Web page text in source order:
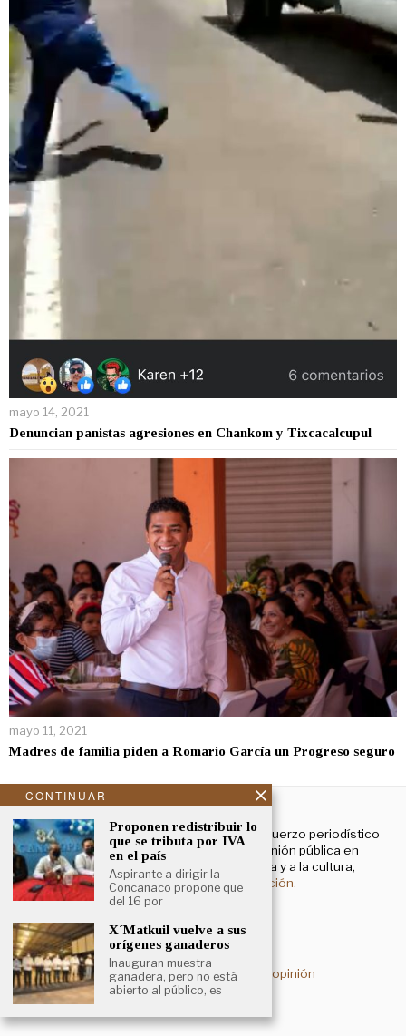
mayo 14, 2021
Denuncian panistas agresiones en Chankom y Tixcacalcupul
mayo 11, 2021
Madres de familia piden a Romario García un Progreso seguro
NOSOTROS
El Cronista Yucatán es un esfuerzo periodístico
enfocado a contribuir a la opinión pública en
temas que atañen a la política y a la cultura,
principalmente.Más información.
Aviso de privacidad
Deslinde sobre contenidos de opinión
CONTINUAR
Proponen redistribuir lo
que se tributa por IVA
en el país
Aspirante a dirigir la
Concanaco propone que
del 16 por
X´Matkuil vuelve a sus
orígenes ganaderos
Inauguran muestra
ganadera, pero no está
abierto al público, es